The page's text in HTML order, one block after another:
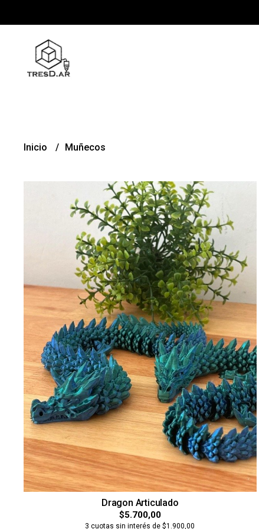
Inicio Muñecos
Dragon Articulado
$5.700,00
3 cuotas sin interés de $1.900,00